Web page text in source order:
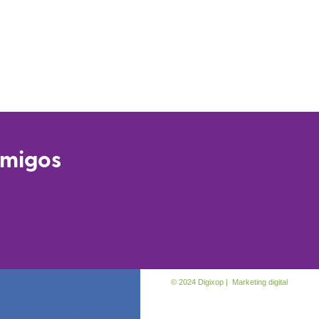
© 2024 Digixop | Marketing digital